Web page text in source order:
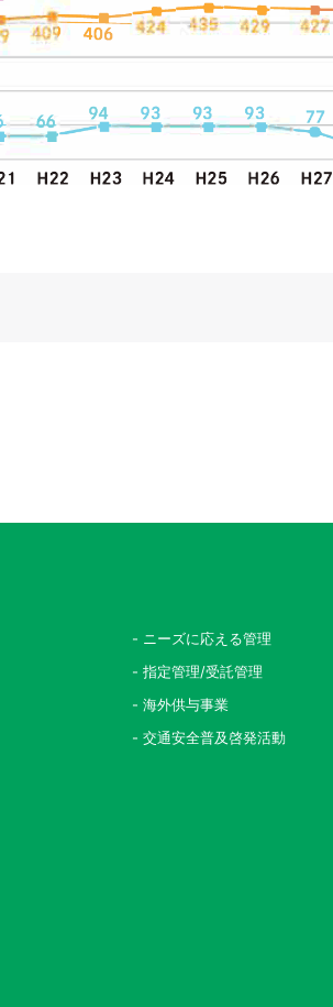
- ニーズに応える管理
- 指定管理/受託管理
- 海外供与事業
- 交通安全普及啓発活動